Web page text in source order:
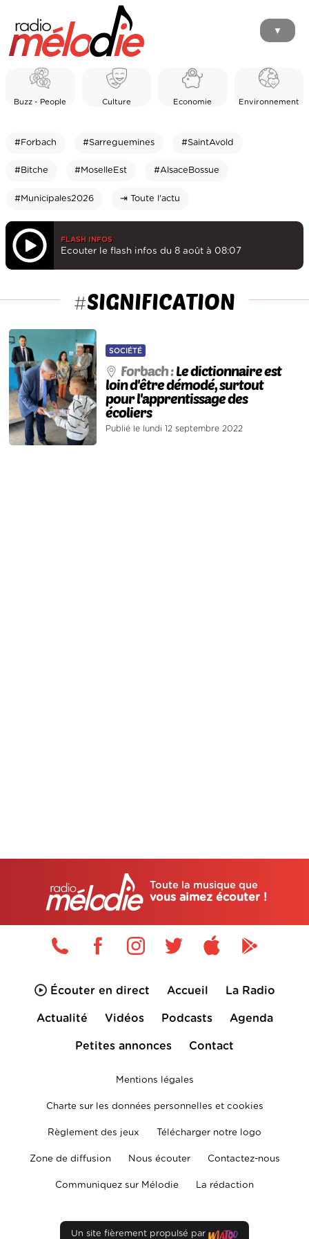
▼
Buzz - People Culture Economie Environnement
#Forbach #Sarreguemines #SaintAvold
#Bitche #MoselleEst #AlsaceBossue
#Municipales2026 ⇥ Toute l'actu
FLASH INFOS
Ecouter le flash infos du 8 août à 08:07
#SIGNIFICATION
SOCIÉTÉ
Forbach :Le dictionnaire est
loin d'être démodé, surtout
pour l'apprentissage des
écoliers
Publié le lundi 12 septembre 2022
Toute la musique que
vous aimez écouter !
Écouter en direct Accueil La Radio
Actualité Vidéos Podcasts Agenda
Petites annonces Contact
Mentions légales
Charte sur les données personnelles et cookies
Règlement des jeux Télécharger notre logo
Zone de diffusion Nous écouter Contactez-nous
Communiquez sur Mélodie La rédaction
Un site fièrement propulsé par